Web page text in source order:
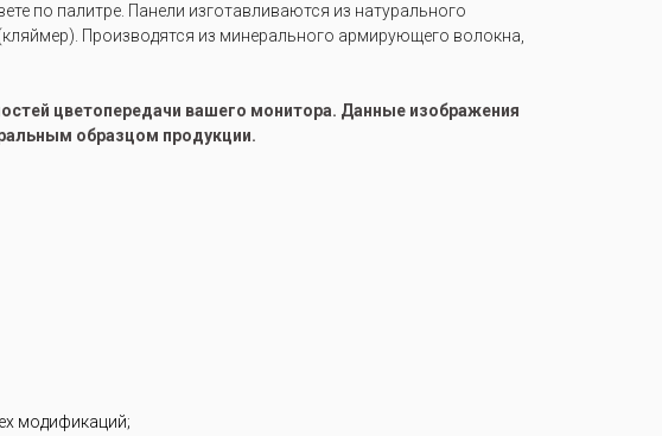
по палитре. Панели изготавливаются из натурального
Производятся из минерального армирующего волокна,
цветопередачи вашего монитора. Данные изображения
образцом продукции.
модификаций;